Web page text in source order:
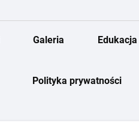
Galeria Edukacja
Polityka prywatności